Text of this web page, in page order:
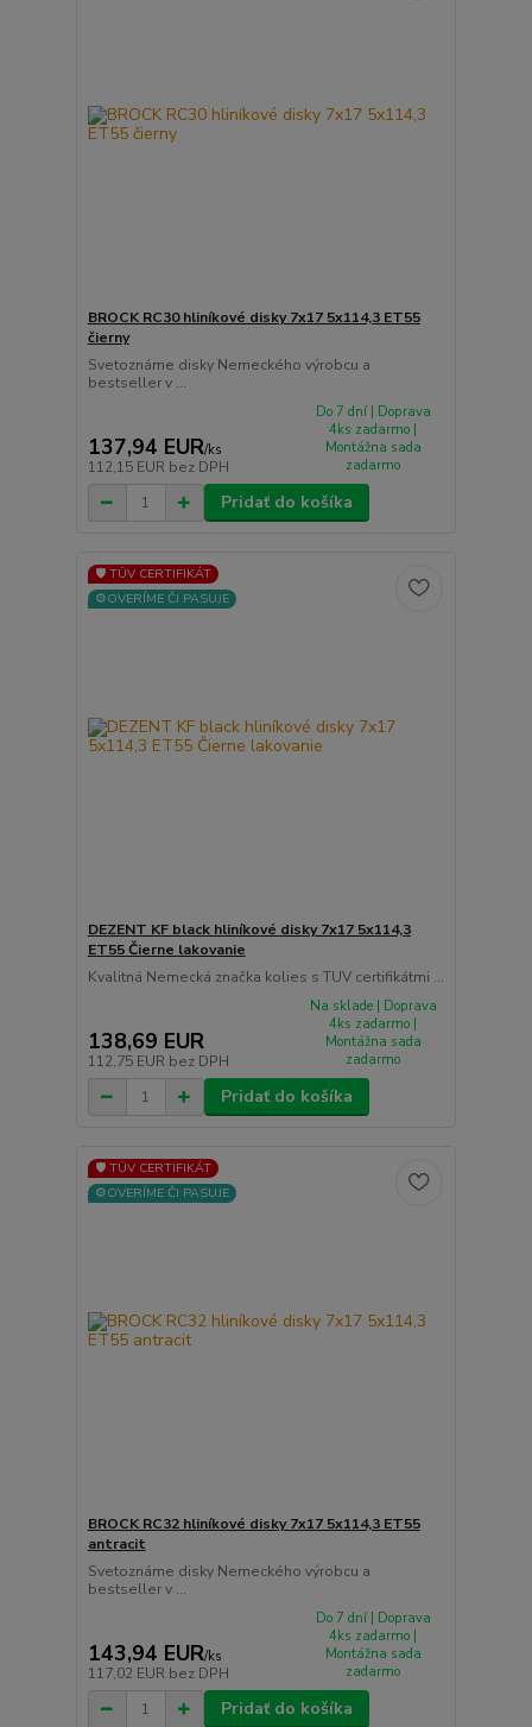
BROCK RC30 hliníkové disky 7x17 5x114,3 ET55
čierny
Svetoznáme disky Nemeckého výrobcu a
bestseller v ...
137,94 EUR/ks
112,15 EUR bez DPH
Do 7 dní | Doprava
4ks zadarmo |
Montážna sada
zadarmo
Pridať do košíka
🛡️ TÜV CERTIFIKÁT
⚙️OVERÍME ČI PASUJE
DEZENT KF black hliníkové disky 7x17 5x114,3
ET55 Čierne lakovanie
Kvalitná Nemecká značka kolies s TUV certifikátmi ...
138,69 EUR
112,75 EUR bez DPH
Na sklade | Doprava
4ks zadarmo |
Montážna sada
zadarmo
Pridať do košíka
🛡️ TÜV CERTIFIKÁT
⚙️OVERÍME ČI PASUJE
BROCK RC32 hliníkové disky 7x17 5x114,3 ET55
antracit
Svetoznáme disky Nemeckého výrobcu a
bestseller v ...
143,94 EUR/ks
117,02 EUR bez DPH
Do 7 dní | Doprava
4ks zadarmo |
Montážna sada
zadarmo
Pridať do košíka